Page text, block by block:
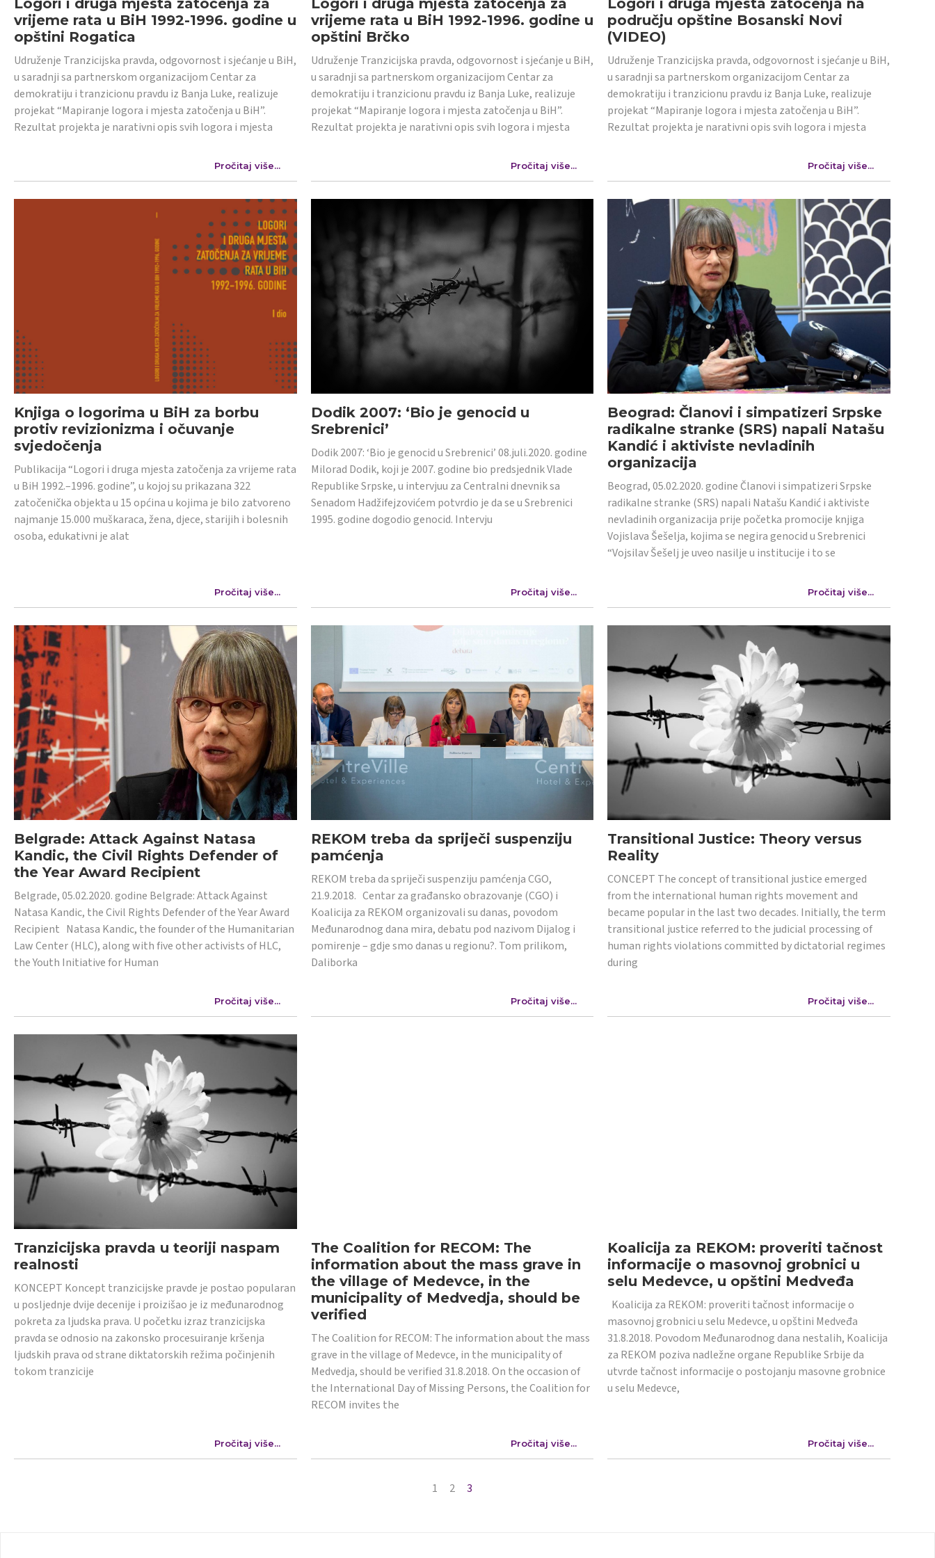
vrijeme rata u BiH 1992-1996. godine u
opštini Rogatica
Udruženje Tranzicijska pravda, odgovornost i sjećanje u BiH,
u saradnji sa partnerskom organizacijom Centar za
demokratiju i tranzicionu pravdu iz Banja Luke, realizuje
projekat “Mapiranje logora i mjesta zatočenja u BiH”.
Rezultat projekta je narativni opis svih logora i mjesta
Pročitaj više...
vrijeme rata u BiH 1992-1996. godine u
opštini Brčko
Udruženje Tranzicijska pravda, odgovornost i sjećanje u BiH,
u saradnji sa partnerskom organizacijom Centar za
demokratiju i tranzicionu pravdu iz Banja Luke, realizuje
projekat “Mapiranje logora i mjesta zatočenja u BiH”.
Rezultat projekta je narativni opis svih logora i mjesta
Pročitaj više...
području opštine Bosanski Novi
(VIDEO)
Udruženje Tranzicijska pravda, odgovornost i sjećanje u BiH,
u saradnji sa partnerskom organizacijom Centar za
demokratiju i tranzicionu pravdu iz Banja Luke, realizuje
projekat “Mapiranje logora i mjesta zatočenja u BiH”.
Rezultat projekta je narativni opis svih logora i mjesta
Pročitaj više...
Knjiga o logorima u BiH za borbu
protiv revizionizma i očuvanje
svjedočenja
Publikacija “Logori i druga mjesta zatočenja za vrijeme rata
u BiH 1992.–1996. godine”, u kojoj su prikazana 322
zatočenička objekta u 15 općina u kojima je bilo zatvoreno
najmanje 15.000 muškaraca, žena, djece, starijih i bolesnih
osoba, edukativni je alat
Pročitaj više...
Dodik 2007: ‘Bio je genocid u
Srebrenici’
Dodik 2007: ‘Bio je genocid u Srebrenici’ 08.juli.2020. godine
Milorad Dodik, koji je 2007. godine bio predsjednik Vlade
Republike Srpske, u intervjuu za Centralni dnevnik sa
Senadom Hadžifejzovićem potvrdio je da se u Srebrenici
1995. godine dogodio genocid. Intervju
Pročitaj više...
Beograd: Članovi i simpatizeri Srpske
radikalne stranke (SRS) napali Natašu
Kandić i aktiviste nevladinih
organizacija
Beograd, 05.02.2020. godine Članovi i simpatizeri Srpske
radikalne stranke (SRS) napali Natašu Kandić i aktiviste
nevladinih organizacija prije početka promocije knjiga
Vojislava Šešelja, kojima se negira genocid u Srebrenici
“Vojsilav Šešelj je uveo nasilje u institucije i to se
Pročitaj više...
Belgrade: Attack Against Natasa
Kandic, the Civil Rights Defender of
the Year Award Recipient
Belgrade, 05.02.2020. godine Belgrade: Attack Against
Natasa Kandic, the Civil Rights Defender of the Year Award
Recipient Natasa Kandic, the founder of the Humanitarian
Law Center (HLC), along with five other activists of HLC,
the Youth Initiative for Human
Pročitaj više...
REKOM treba da spriječi suspenziju
pamćenja
REKOM treba da spriječi suspenziju pamćenja CGO,
21.9.2018. Centar za građansko obrazovanje (CGO) i
Koalicija za REKOM organizovali su danas, povodom
Međunarodnog dana mira, debatu pod nazivom Dijalog i
pomirenje – gdje smo danas u regionu?. Tom prilikom,
Daliborka
Pročitaj više...
Transitional Justice: Theory versus
Reality
CONCEPT The concept of transitional justice emerged
from the international human rights movement and
became popular in the last two decades. Initially, the term
transitional justice referred to the judicial processing of
human rights violations committed by dictatorial regimes
during
Pročitaj više...
Tranzicijska pravda u teoriji naspam
realnosti
KONCEPT Koncept tranzicijske pravde je postao popularan
u posljednje dvije decenije i proizišao je iz međunarodnog
pokreta za ljudska prava. U početku izraz tranzicijska
pravda se odnosio na zakonsko procesuiranje kršenja
ljudskih prava od strane diktatorskih režima počinjenih
tokom tranzicije
Pročitaj više...
The Coalition for RECOM: The
information about the mass grave in
the village of Medevce, in the
municipality of Medvedja, should be
verified
The Coalition for RECOM: The information about the mass
grave in the village of Medevce, in the municipality of
Medvedja, should be verified 31.8.2018. On the occasion of
the International Day of Missing Persons, the Coalition for
RECOM invites the
Pročitaj više...
Koalicija za REKOM: proveriti tačnost
informacije o masovnoj grobnici u
selu Medevce, u opštini Medveđa
Koalicija za REKOM: proveriti tačnost informacije o
masovnoj grobnici u selu Medevce, u opštini Medveđa
31.8.2018. Povodom Međunarodnog dana nestalih, Koalicija
za REKOM poziva nadležne organe Republike Srbije da
utvrde tačnost informacije o postojanju masovne grobnice
u selu Medevce,
Pročitaj više...
1 2 3